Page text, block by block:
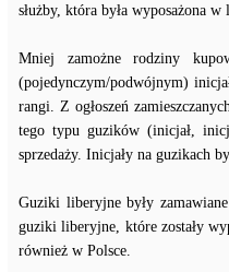
służby, która była wyposażona
Mniej zamożne rodziny
(pojedynczym/podwójnym)
rangi. Z ogłoszeń
tego typu guzików (inicjał,
sprzedaży. Inicjały na guzikach
Guziki liberyjne były
guziki liberyjne, które zostały
również w Polsce.